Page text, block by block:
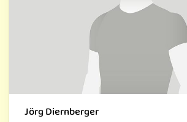
Jörg Diernberger